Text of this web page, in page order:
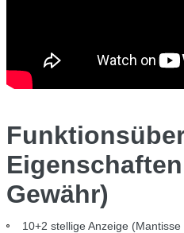
Gewähr)
10+2 stellige Anzeige